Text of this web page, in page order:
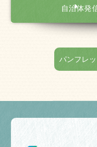
自治体発
パンフレ